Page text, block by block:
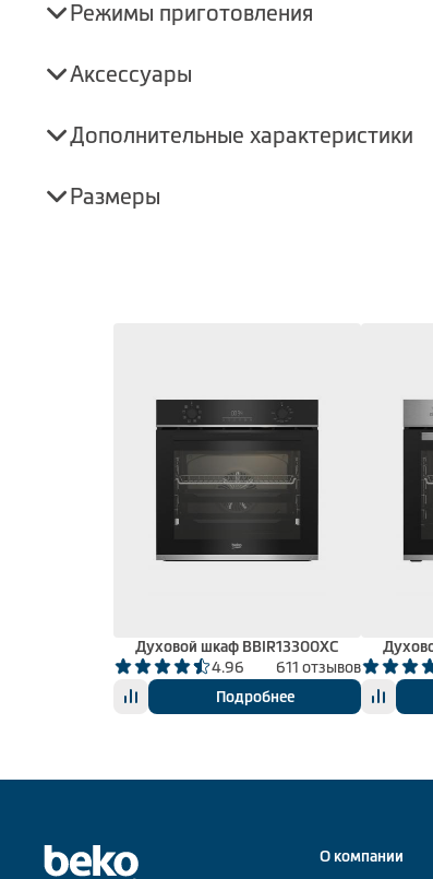
Режимы приготовления
Аксессуары
Дополнительные характеристики
Размеры
Духовой шкаф BBIR13300XC
4.96
611 отзывов
Подробнее
О компании